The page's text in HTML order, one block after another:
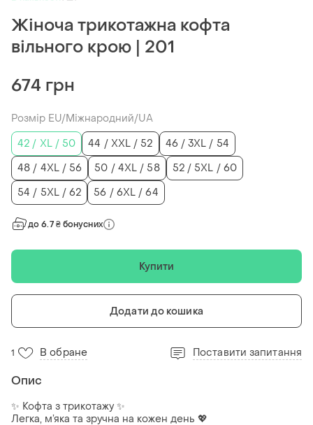
Жіноча трикотажна кофта
вільного крою | 201
674 грн
Розмір EU/Міжнародний/UA
42 / XL / 50
44 / XXL / 52
46 / 3XL / 54
48 / 4XL / 56
50 / 4XL / 58
52 / 5XL / 60
54 / 5XL / 62
56 / 6XL / 64
до 6.7 ₴ бонусних
Купити
Додати до кошика
1 В обране Поставити запитання
Опис
✨ Кофта з трикотажу ✨
Легка, м’яка та зручна на кожен день 💖